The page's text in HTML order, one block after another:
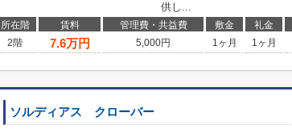
供し...
所在階 賃料 管理費・共益費 敷金 礼金
2階
7.6万円 5,000円 1ヶ月 1ヶ月
ソルディアス クローバー